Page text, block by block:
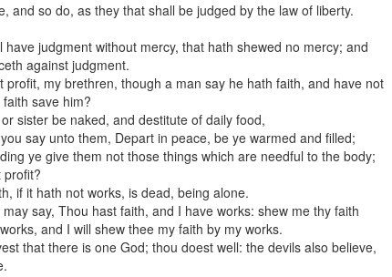
and so do, as they that shall be judged by the law of liberty.
have judgment without mercy, that hath shewed no mercy; and
against judgment.
profit, my brethren, though a man say he hath faith, and have not
save him?
sister be naked, and destitute of daily food,
say unto them, Depart in peace, be ye warmed and filled;
ye give them not those things which are needful to the body;
profit?
if it hath not works, is dead, being alone.
say, Thou hast faith, and I have works: shew me thy faith
and I will shew thee my faith by my works.
that there is one God; thou doest well: the devils also believe,